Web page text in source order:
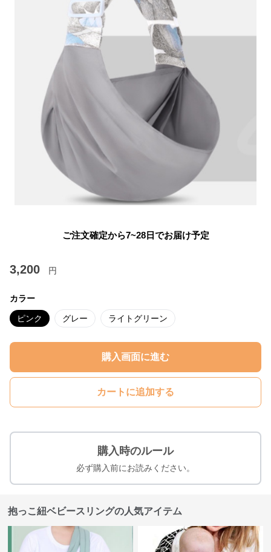
ご注文確定から7~28日でお届け予定
3,200 円
カラー
ピンク グレー ライトグリーン
購入画面に進む
カートに追加する
購入時のルール
必ず購入前にお読みください。
抱っこ紐ベビースリングの人気アイテム